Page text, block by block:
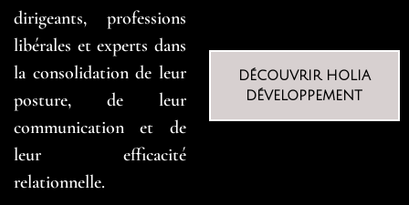
dirigeants, professions
libérales et experts dans
la consolidation de leur
posture, de leur
communication et de
leur efficacité
relationnelle.
DÉCOUVRIR HOLIA
DÉVELOPPEMENT